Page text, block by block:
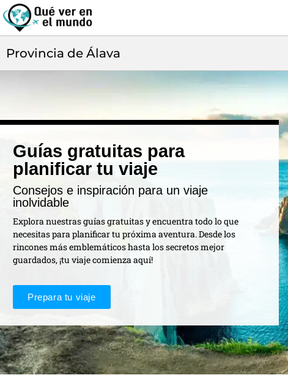
Provincia de Álava
Guías gratuitas para
planificar tu viaje
Consejos e inspiración para un viaje
inolvidable
Explora nuestras guías gratuitas y encuentra todo lo que
necesitas para planificar tu próxima aventura. Desde los
rincones más emblemáticos hasta los secretos mejor
guardados, ¡tu viaje comienza aquí!
Prepara tu viaje